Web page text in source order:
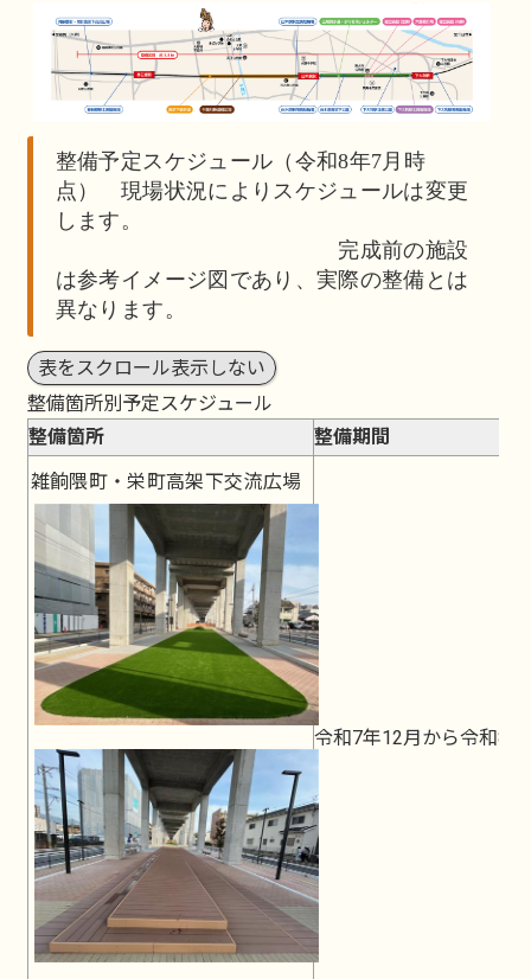
整備予定スケジュール（令和8年7月時
点） 現場状況によりスケジュールは変更
します。
完成前の施設
は参考イメージ図であり、実際の整備とは
異なります。
表をスクロール表示しない
整備箇所別予定スケジュール
整備箇所
整備期間
雑餉隈町・栄町高架下交流広場
令和7年12月から令和8